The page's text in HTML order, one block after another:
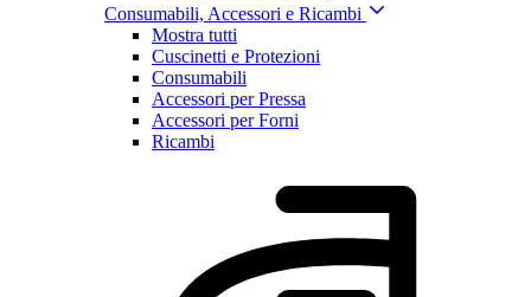
Consumabili, Accessori e Ricambi
Mostra tutti
Cuscinetti e Protezioni
Consumabili
Accessori per Pressa
Accessori per Forni
Ricambi